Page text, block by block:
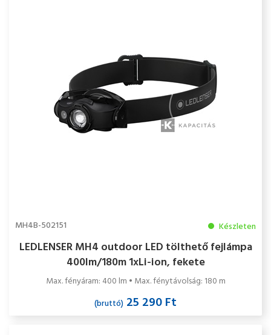
MH4B-502151 Készleten
LEDLENSER MH4 outdoor LED tölthető fejlámpa
400lm/180m 1xLi-ion, fekete
Max. fényáram: 400 lm • Max. fénytávolság: 180 m
(bruttó) 25 290 Ft